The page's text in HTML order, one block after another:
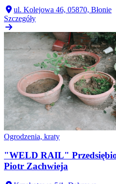
ul. Kolejowa 46, 05870, Błonie
Szczegóły
Ogrodzenia, kraty
"WELD RAIL"
Piotr Zachwieja